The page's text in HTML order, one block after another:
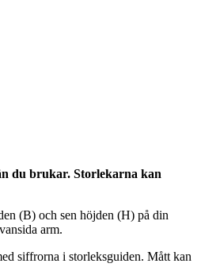
du brukar. Storlekarna kan
(B) och sen höjden (H) på din
arm.
siffrorna i storleksguiden. Mått kan